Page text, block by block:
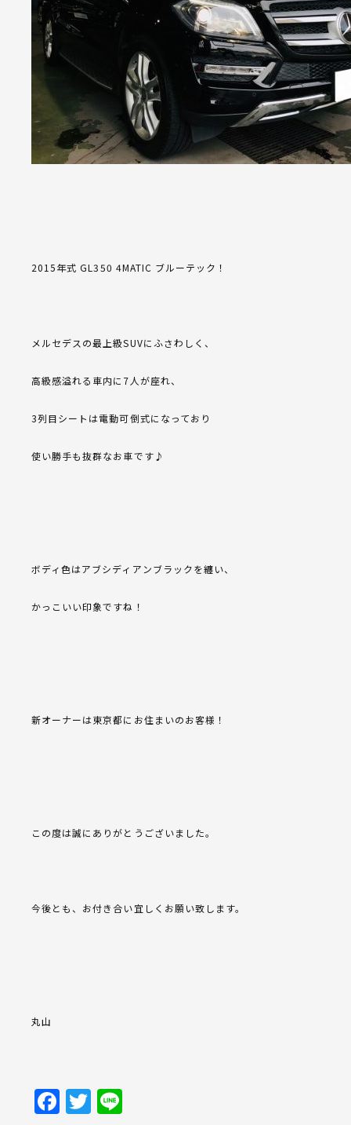
2015年式 GL350 4MATIC ブルーテック！
メルセデスの最上級SUVにふさわしく、
高級感溢れる車内に7人が座れ、
3列目シートは電動可倒式になっており
使い勝手も抜群なお車です♪
ボディ色はアブシディアンブラックを纏い、
かっこいい印象ですね！
新オーナーは東京都にお住まいのお客様！
この度は誠にありがとうございました。
今後とも、お付き合い宜しくお願い致します。
丸山
Facebook
Twitter